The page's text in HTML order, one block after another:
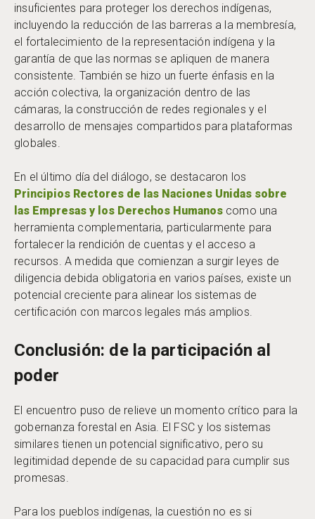
insuficientes para proteger los derechos indígenas,
incluyendo la reducción de las barreras a la membresía,
el fortalecimiento de la representación indígena y la
garantía de que las normas se apliquen de manera
consistente. También se hizo un fuerte énfasis en la
acción colectiva, la organización dentro de las
cámaras, la construcción de redes regionales y el
desarrollo de mensajes compartidos para plataformas
globales.
En el último día del diálogo, se destacaron los
Principios Rectores de las Naciones Unidas sobre
las Empresas y los Derechos Humanos como una
herramienta complementaria, particularmente para
fortalecer la rendición de cuentas y el acceso a
recursos. A medida que comienzan a surgir leyes de
diligencia debida obligatoria en varios países, existe un
potencial creciente para alinear los sistemas de
certificación con marcos legales más amplios.
Conclusión: de la participación al
poder
El encuentro puso de relieve un momento crítico para la
gobernanza forestal en Asia. El FSC y los sistemas
similares tienen un potencial significativo, pero su
legitimidad depende de su capacidad para cumplir sus
promesas.
Para los pueblos indígenas, la cuestión no es si